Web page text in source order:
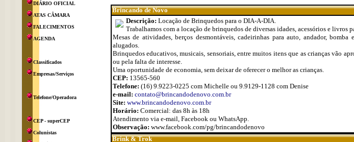
DIÁRIO OFICIAL
ATAS CÂMARA
FALECIMENTOS
AGENDA
Classificados
Empresas/Serviços
Telefone/Operadora
CEP - superCEP
Colunistas
Brincando de Novo
Descrição: Locação de Brinquedos para o DIA-A-DIA.
Trabalhamos com a locação de brinquedos de diversas idades, acessórios e livros
Mesas de atividades, berços desmontáveis, cadeirinhas para auto, andador,
alugados.
Brinquedos educativos, musicais, sensoriais, entre muitos itens que as crianças vão
ou pela falta de interesse.
Uma oportunidade de economia, sem deixar de oferecer o melhor as crianças.
CEP: 13565-560
Telefone: (16) 9.9223-0225 com Michelle ou 9.9129-1128 com Denise
e-mail: contato@brincandodenovo.com.br
Site: www.brincandodenovo.com.br
Horário: Comercial: das 8h às 18h
Atendimento via e-mail, Facebook ou WhatsApp.
Observação: www.facebook.com/pg/brincandodenovo
Brink & Trok